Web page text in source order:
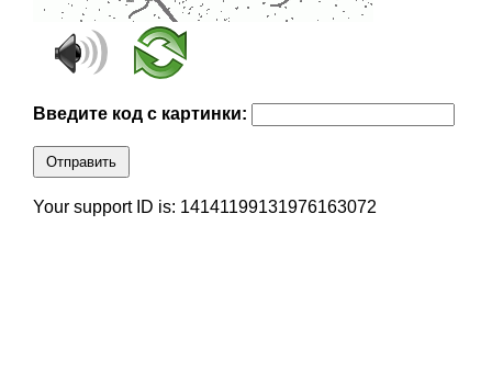
Введите код с картинки:
Отправить
Your support ID is: 14141199131976163072